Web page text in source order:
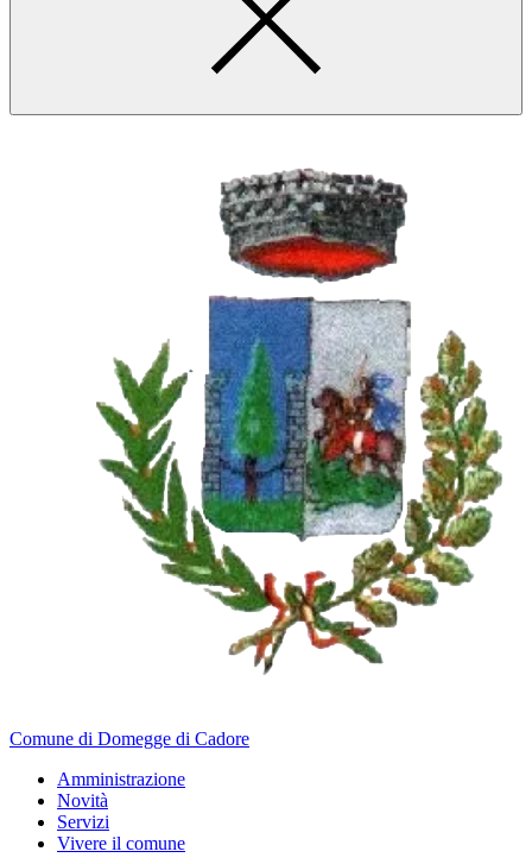
Comune di Domegge di Cadore
Amministrazione
Novità
Servizi
Vivere il comune